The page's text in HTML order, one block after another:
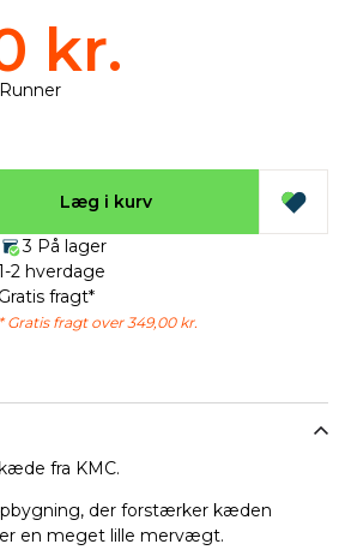
fra KMC.
der forstærker kæden
en meget lille mervægt.
kr.
Læg i kurv
3 På lager
2 hverdage
Gratis fragt*
* Gratis fragt over 349,00 kr.